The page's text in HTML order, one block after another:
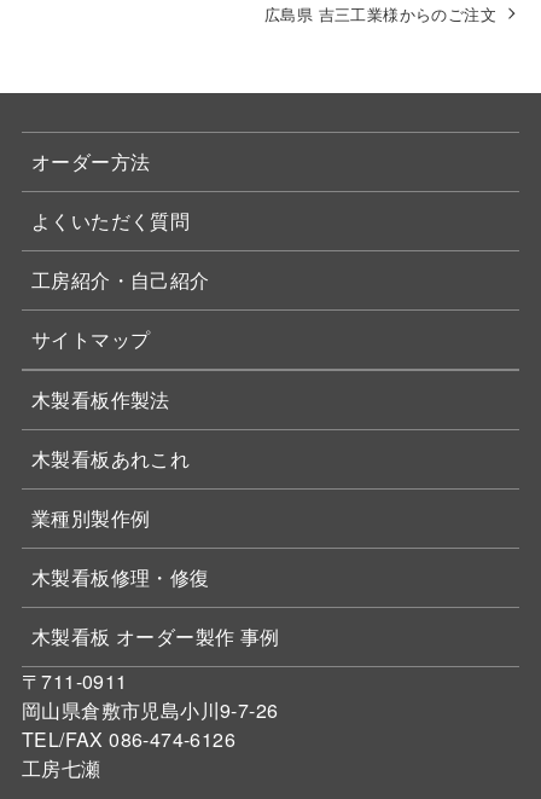
広島県 吉三工業様からのご注文
オーダー方法
よくいただく質問
工房紹介・自己紹介
サイトマップ
木製看板作製法
木製看板あれこれ
業種別製作例
木製看板修理・修復
木製看板 オーダー製作 事例
〒711-0911
岡山県倉敷市児島小川9-7-26
TEL/FAX 086-474-6126
工房七瀬